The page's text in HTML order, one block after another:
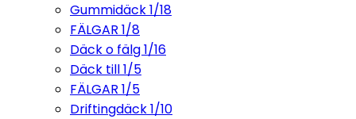
Gummidäck 1/18
FÄLGAR 1/8
Däck o fälg 1/16
Däck till 1/5
FÄLGAR 1/5
Driftingdäck 1/10